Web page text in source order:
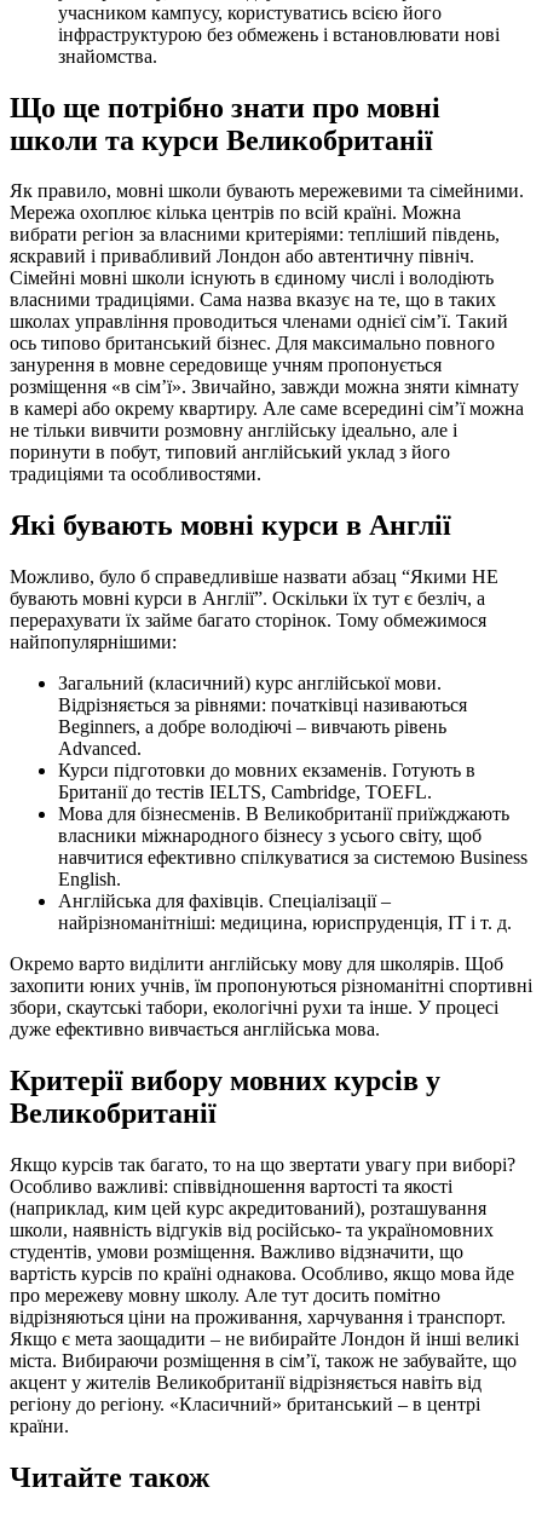
учасником кампусу, користуватись всією його
інфраструктурою без обмежень і встановлювати нові
знайомства.
Що ще потрібно знати про мовні
школи та курси Великобританії
Як правило, мовні школи бувають мережевими та сімейними.
Мережа охоплює кілька центрів по всій країні. Можна
вибрати регіон за власними критеріями: тепліший південь,
яскравий і привабливий Лондон або автентичну північ.
Сімейні мовні школи існують в єдиному числі і володіють
власними традиціями. Сама назва вказує на те, що в таких
школах управління проводиться членами однієї сім’ї. Такий
ось типово британський бізнес. Для максимально повного
занурення в мовне середовище учням пропонується
розміщення «в сім’ї». Звичайно, завжди можна зняти кімнату
в камері або окрему квартиру. Але саме всередині сім’ї можна
не тільки вивчити розмовну англійську ідеально, але і
поринути в побут, типовий англійський уклад з його
традиціями та особливостями.
Які бувають мовні курси в Англії
Можливо, було б справедливіше назвати абзац “Якими НЕ
бувають мовні курси в Англії”. Оскільки їх тут є безліч, а
перерахувати їх займе багато сторінок. Тому обмежимося
найпопулярнішими:
Загальний (класичний) курс англійської мови.
Відрізняється за рівнями: початківці називаються
Beginners, а добре володіючі – вивчають рівень
Advanced.
Курси підготовки до мовних екзаменів. Готують в
Британії до тестів IELTS, Cambridge, TOEFL.
Мова для бізнесменів. В Великобританії приїжджають
власники міжнародного бізнесу з усього світу, щоб
навчитися ефективно спілкуватися за системою Business
English.
Англійська для фахівців. Спеціалізації –
найрізноманітніші: медицина, юриспруденція, IT і т. д.
Окремо варто виділити англійську мову для школярів. Щоб
захопити юних учнів, їм пропонуються різноманітні спортивні
збори, скаутські табори, екологічні рухи та інше. У процесі
дуже ефективно вивчається англійська мова.
Критерії вибору мовних курсів у
Великобританії
Якщо курсів так багато, то на що звертати увагу при виборі?
Особливо важливі: співвідношення вартості та якості
(наприклад, ким цей курс акредитований), розташування
школи, наявність відгуків від російсько- та україномовних
студентів, умови розміщення. Важливо відзначити, що
вартість курсів по країні однакова. Особливо, якщо мова йде
про мережеву мовну школу. Але тут досить помітно
відрізняються ціни на проживання, харчування і транспорт.
Якщо є мета заощадити – не вибирайте Лондон й інші великі
міста. Вибираючи розміщення в сім’ї, також не забувайте, що
акцент у жителів Великобританії відрізняється навіть від
регіону до регіону. «Класичний» британський – в центрі
країни.
Читайте також